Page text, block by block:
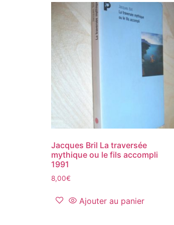
Jacques Bril La traversée
mythique ou le fils accompli
1991
8,00€
Ajouter au panier